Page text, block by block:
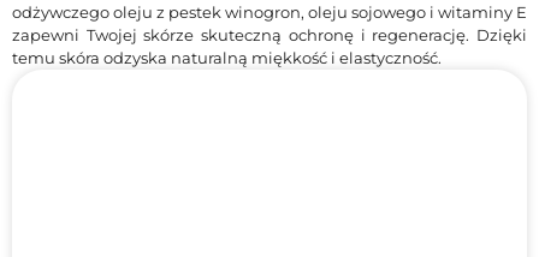
odżywczego oleju z pestek winogron, oleju sojowego i witaminy E
zapewni Twojej skórze skuteczną ochronę i regenerację. Dzięki
temu skóra odzyska naturalną miękkość i elastyczność.